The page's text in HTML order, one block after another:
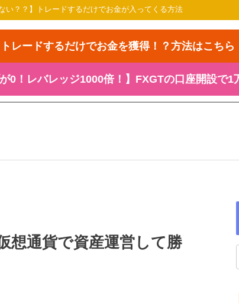
ない？？】トレードするだけでお金が入ってくる方法
レードするだけでお金を獲得！？方法はこちら
0！レバレッジ1000倍！】FXGTの口座開設で1
想通貨で資産運営して勝